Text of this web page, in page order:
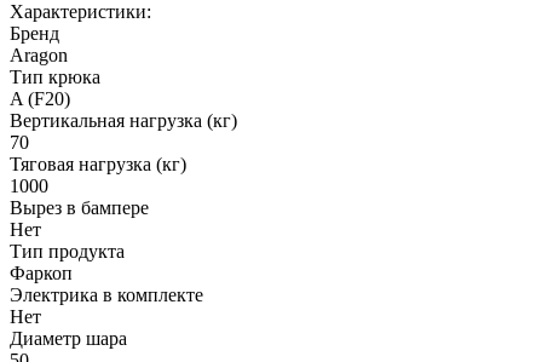
Характеристики:
Бренд
Aragon
Тип крюка
A (F20)
Вертикальная нагрузка (кг)
70
Тяговая нагрузка (кг)
1000
Вырез в бампере
Нет
Тип продукта
Фаркоп
Электрика в комплекте
Нет
Диаметр шара